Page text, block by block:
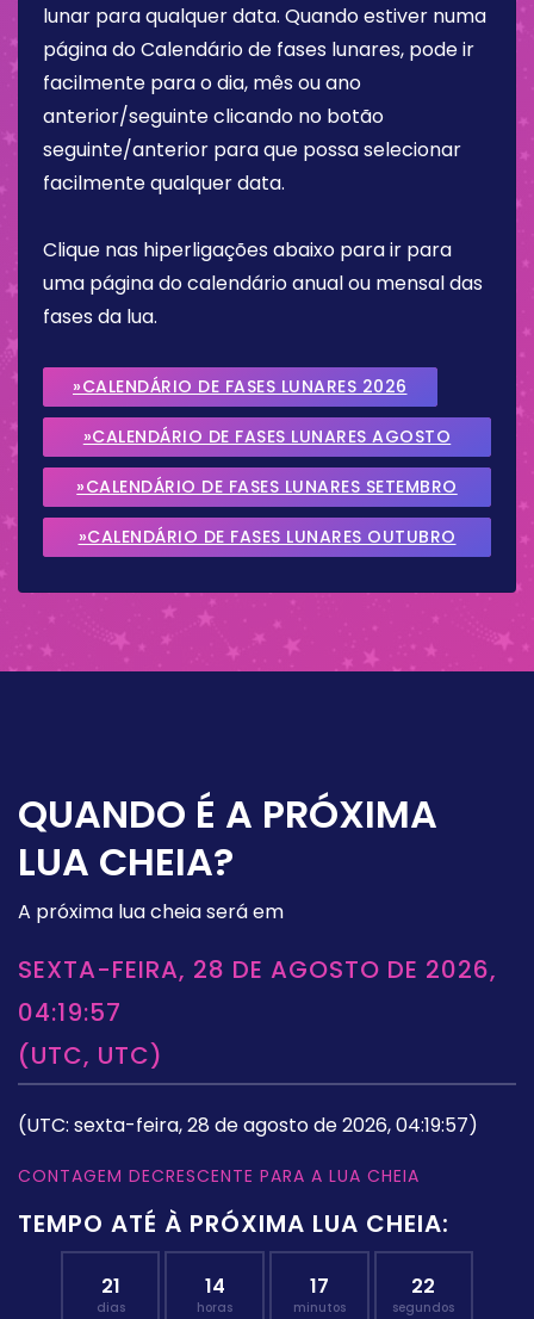
lunar para qualquer data. Quando estiver numa
página do Calendário de fases lunares, pode ir
facilmente para o dia, mês ou ano
anterior/seguinte clicando no botão
seguinte/anterior para que possa selecionar
facilmente qualquer data.
Clique nas hiperligações abaixo para ir para
uma página do calendário anual ou mensal das
fases da lua.
»CALENDÁRIO DE FASES LUNARES 2026
»CALENDÁRIO DE FASES LUNARES AGOSTO
2026
»CALENDÁRIO DE FASES LUNARES SETEMBRO
2026
»CALENDÁRIO DE FASES LUNARES OUTUBRO
QUANDO É A PRÓXIMA
LUA CHEIA?
A próxima lua cheia será em
SEXTA-FEIRA, 28 DE AGOSTO DE 2026,
04:19:57
(UTC, UTC)
(UTC: sexta-feira, 28 de agosto de 2026, 04:19:57)
CONTAGEM DECRESCENTE PARA A LUA CHEIA
TEMPO ATÉ À PRÓXIMA LUA CHEIA:
21
dias
14
horas
17
minutos
22
segundos